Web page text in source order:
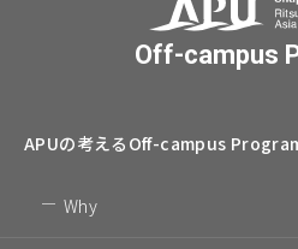
Off-campus
APUの考える Off-campus
Why